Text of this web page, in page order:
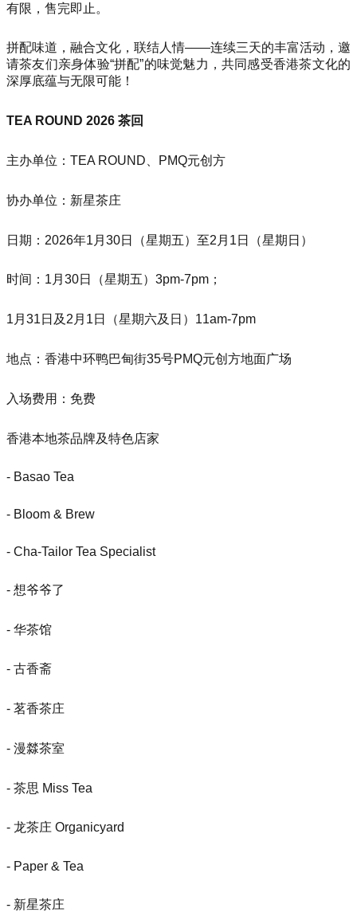
有限，售完即止。
拼配味道，融合文化，联结人情——连续三天的丰富活动，邀
请茶友们亲身体验“拼配”的味觉魅力，共同感受香港茶文化的
深厚底蕴与无限可能！
TEA ROUND 2026 茶回
主办单位：TEA ROUND、PMQ元创方
协办单位：新星茶庄
日期：2026年1月30日（星期五）至2月1日（星期日）
时间：1月30日（星期五）3pm-7pm；
1月31日及2月1日（星期六及日）11am-7pm
地点：香港中环鸭巴甸街35号PMQ元创方地面广场
入场费用：免费
香港本地茶品牌及特色店家
- Basao Tea
- Bloom & Brew
- Cha-Tailor Tea Specialist
- 想爷爷了
- 华茶馆
- 古香斋
- 茗香茶庄
- 漫㵘茶室
- 茶思 Miss Tea
- 龙茶庄 Organicyard
- Paper & Tea
- 新星茶庄